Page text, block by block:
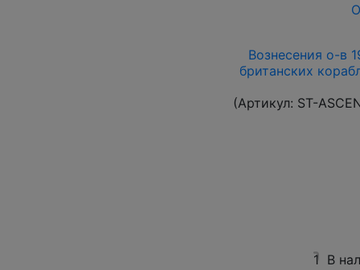
Вознесения о-в
британских
(Артикул: ST-
1 В